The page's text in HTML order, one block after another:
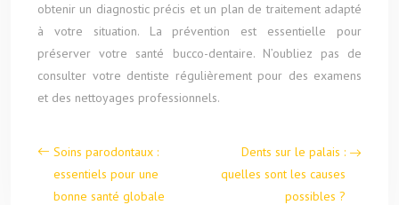
obtenir un diagnostic précis et un plan de traitement adapté
à votre situation. La prévention est essentielle pour
préserver votre santé bucco-dentaire. N’oubliez pas de
consulter votre dentiste régulièrement pour des examens
et des nettoyages professionnels.
Soins parodontaux :
essentiels pour une
bonne santé globale
Dents sur le palais :
quelles sont les causes
possibles ?